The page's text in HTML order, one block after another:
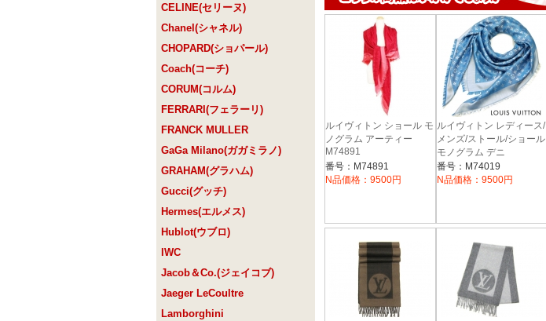
CELINE(セリーヌ)
Chanel(シャネル)
CHOPARD(ショパール)
Coach(コーチ)
CORUM(コルム)
FERRARI(フェラーリ)
FRANCK MULLER
GaGa Milano(ガガミラノ)
GRAHAM(グラハム)
Gucci(グッチ)
Hermes(エルメス)
Hublot(ウブロ)
IWC
Jacob＆Co.(ジェイコブ)
Jaeger LeCoultre
Lamborghini
ルイヴィトン ショール モ
ノグラム アーティー
M74891
番号：M74891
N品価格：9500円
ルイヴィトン レディース/
メンズ/ストール/ショール
モノグラム デニ
ム/M74019/ブルーエ
番号：M74019
N品価格：9500円